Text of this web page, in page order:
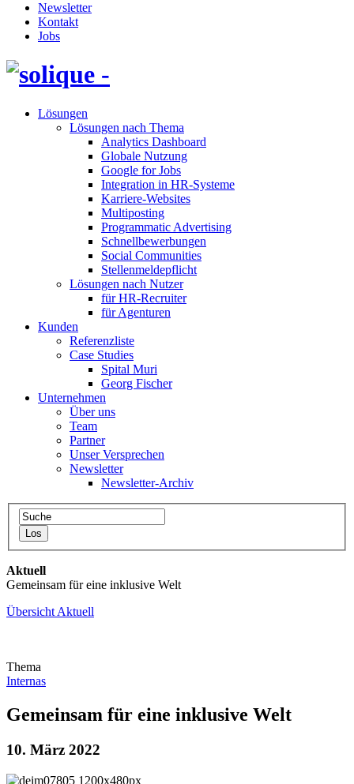
Newsletter
Kontakt
Jobs
Lösungen
Lösungen nach Thema
Analytics Dashboard
Globale Nutzung
Google for Jobs
Integration in HR-Systeme
Karriere-Websites
Multiposting
Programmatic Advertising
Schnellbewerbungen
Social Communities
Stellenmeldepflicht
Lösungen nach Nutzer
für HR-Recruiter
für Agenturen
Kunden
Referenzliste
Case Studies
Spital Muri
Georg Fischer
Unternehmen
Über uns
Team
Partner
Unser Versprechen
Newsletter
Newsletter-Archiv
Aktuell
Gemeinsam für eine inklusive Welt
Übersicht Aktuell
Thema
Internas
Gemeinsam für eine inklusive Welt
10. März 2022